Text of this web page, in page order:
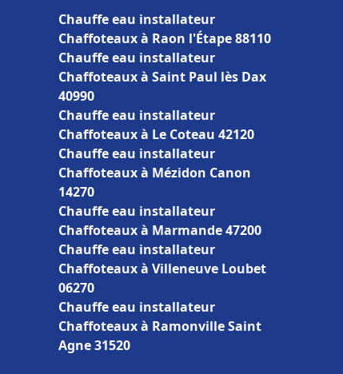
Chauffe eau installateur
Chaffoteaux à Raon l'Étape 88110
Chauffe eau installateur
Chaffoteaux à Saint Paul lès Dax
40990
Chauffe eau installateur
Chaffoteaux à Le Coteau 42120
Chauffe eau installateur
Chaffoteaux à Mézidon Canon
14270
Chauffe eau installateur
Chaffoteaux à Marmande 47200
Chauffe eau installateur
Chaffoteaux à Villeneuve Loubet
06270
Chauffe eau installateur
Chaffoteaux à Ramonville Saint
Agne 31520